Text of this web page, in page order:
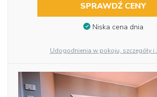
SPRAWDŹ CENY
Niska cena dnia
Udogodnienia w pokoju, szczegóły i